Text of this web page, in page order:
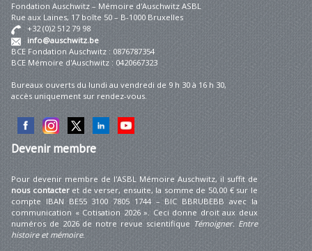
Fondation Auschwitz – Mémoire d'Auschwitz ASBL
Rue aux Laines, 17 boîte 50 – B-1000 Bruxelles
+32 (0)2 512 79 98
info@auschwitz.be
BCE Fondation Auschwitz : 0876787354
BCE Mémoire d'Auschwitz : 0420667323
Bureaux ouverts du lundi au vendredi de 9 h 30 à 16 h 30,
accès uniquement sur rendez-vous.
Devenirmembre
Pour devenir membre de l'ASBL Mémoire Auschwitz, il suffit de
nous contacteret de verser, ensuite, la somme de 50,00 € sur le
compte IBAN BE55 3100 7805 1744 – BIC BBRUBEBB avec la
communication « Cotisation 2026 ». Ceci donne droit aux deux
numéros de 2026 de notre revue scientifique Témoigner. Entre
histoire et mémoire.